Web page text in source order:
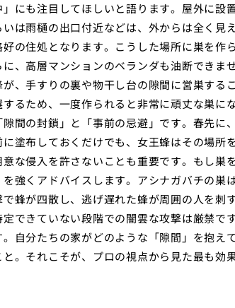
にも注目してほしいと語ります。屋外に設
は雨樋の出口付近などは、外からは全く見
の住処となります。こうした場所に巣を作
、高層マンションのベランダも油断できま
、手すりの裏や物干し台の隙間に営巣する
るため、一度作られると非常に頑丈な巣に
間の封鎖」と「事前の忌避」です。春先に
塗布しておくだけでも、女王蜂はその場所
な侵入を許さないことも重要です。もし巣
強くアドバイスします。アシナガバチの巣
蜂が四散し、逃げ遅れた蜂が周囲の人を刺
できていない段階での闇雲な攻撃は厳禁で
自分たちの家がどのような「隙間」を抱え
。それこそが、プロの視点から見た最も効